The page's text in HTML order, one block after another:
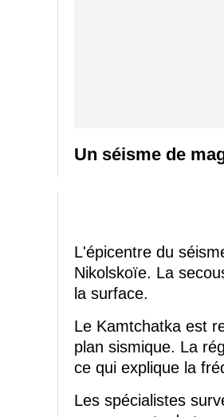
Un séisme de
L'épicentre du
Nikolskoïe. La
la surface.
Le Kamtchatka est
plan sismique. La
ce qui explique la
Les spécialistes